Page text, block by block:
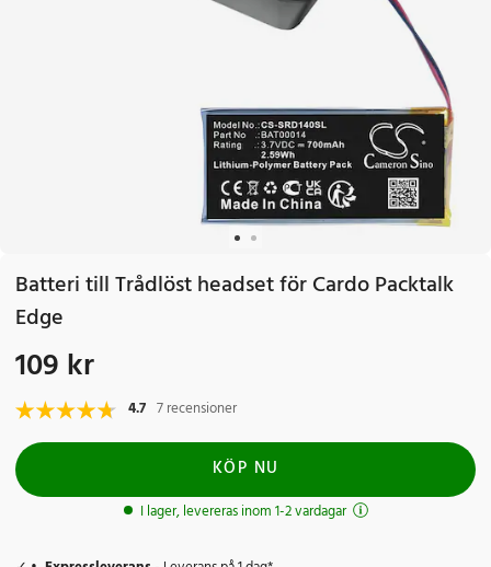
Batteri till Trådlöst headset för Cardo Packtalk
Edge
Pris:109 kr
109 kr
4.7 7 recensioner
KÖP NU
I lager, levereras inom 1-2 vardagar